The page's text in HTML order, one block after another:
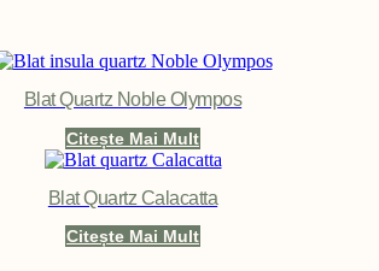
Blat Quartz Noble Olympos
Citește Mai Mult
Blat Quartz Calacatta
Citește Mai Mult